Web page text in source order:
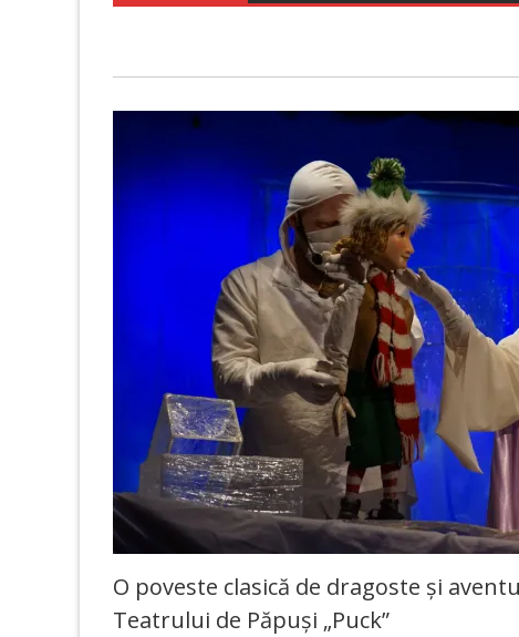
O poveste clasică de dragoste și
Teatrului de Păpuși „Puck”